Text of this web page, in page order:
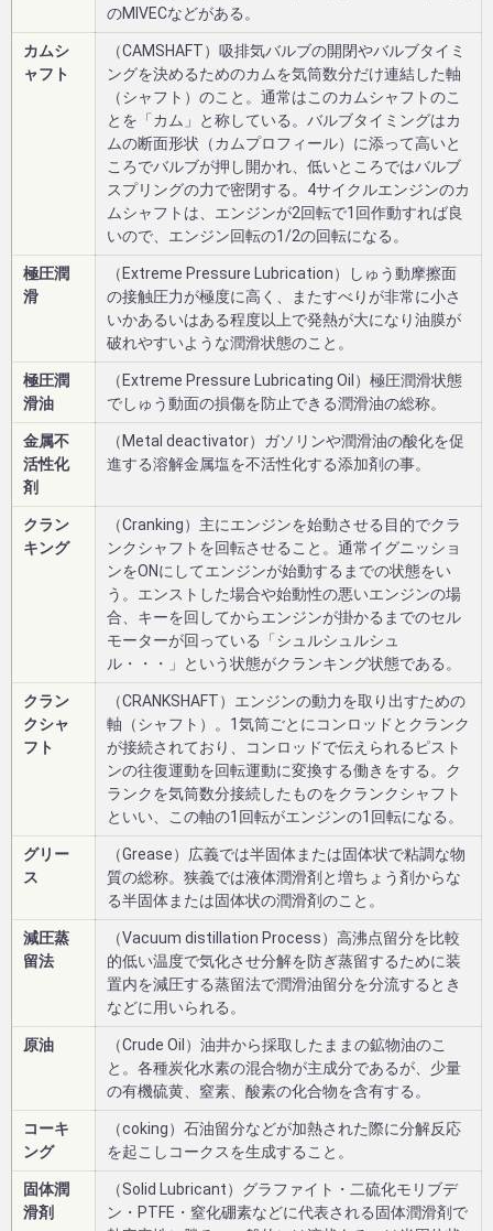
のMIVECなどがある。
カムシ
ャフト
（CAMSHAFT）吸排気バルブの開閉やバルブタイミ
ングを決めるためのカムを気筒数分だけ連結した軸
（シャフト）のこと。通常はこのカムシャフトのこ
とを「カム」と称している。バルブタイミングはカ
ムの断面形状（カムプロフィール）に添って高いと
ころでバルブが押し開かれ、低いところではバルブ
スプリングの力で密閉する。4サイクルエンジンのカ
ムシャフトは、エンジンが2回転で1回作動すれば良
いので、エンジン回転の1/2の回転になる。
極圧潤
滑
（Extreme Pressure Lubrication）しゅう動摩擦面
の接触圧力が極度に高く、またすべりが非常に小さ
いかあるいはある程度以上で発熱が大になり油膜が
破れやすいような潤滑状態のこと。
極圧潤
滑油
（Extreme Pressure Lubricating Oil）極圧潤滑状態
でしゅう動面の損傷を防止できる潤滑油の総称。
金属不
活性化
剤
（Metal deactivator）ガソリンや潤滑油の酸化を促
進する溶解金属塩を不活性化する添加剤の事。
クラン
キング
（Cranking）主にエンジンを始動させる目的でクラ
ンクシャフトを回転させること。通常イグニッショ
ンをONにしてエンジンが始動するまでの状態をい
う。エンストした場合や始動性の悪いエンジンの場
合、キーを回してからエンジンが掛かるまでのセル
モーターが回っている「シュルシュルシュ
ル・・・」という状態がクランキング状態である。
クラン
クシャ
フト
（CRANKSHAFT）エンジンの動力を取り出すための
軸（シャフト）。1気筒ごとにコンロッドとクランク
が接続されており、コンロッドで伝えられるピスト
ンの往復運動を回転運動に変換する働きをする。ク
ランクを気筒数分接続したものをクランクシャフト
といい、この軸の1回転がエンジンの1回転になる。
グリー
ス
（Grease）広義では半固体または固体状で粘調な物
質の総称。狭義では液体潤滑剤と増ちょう剤からな
る半固体または固体状の潤滑剤のこと。
減圧蒸
留法
（Vacuum distillation Process）高沸点留分を比較
的低い温度で気化させ分解を防ぎ蒸留するために装
置内を減圧する蒸留法で潤滑油留分を分流するとき
などに用いられる。
原油
（Crude Oil）油井から採取したままの鉱物油のこ
と。各種炭化水素の混合物が主成分であるが、少量
の有機硫黄、窒素、酸素の化合物を含有する。
コーキ
ング
（coking）石油留分などが加熱された際に分解反応
を起こしコークスを生成すること。
固体潤
滑剤
（Solid Lubricant）グラファイト・二硫化モリブデ
ン・PTFE・窒化硼素などに代表される固体潤滑剤で